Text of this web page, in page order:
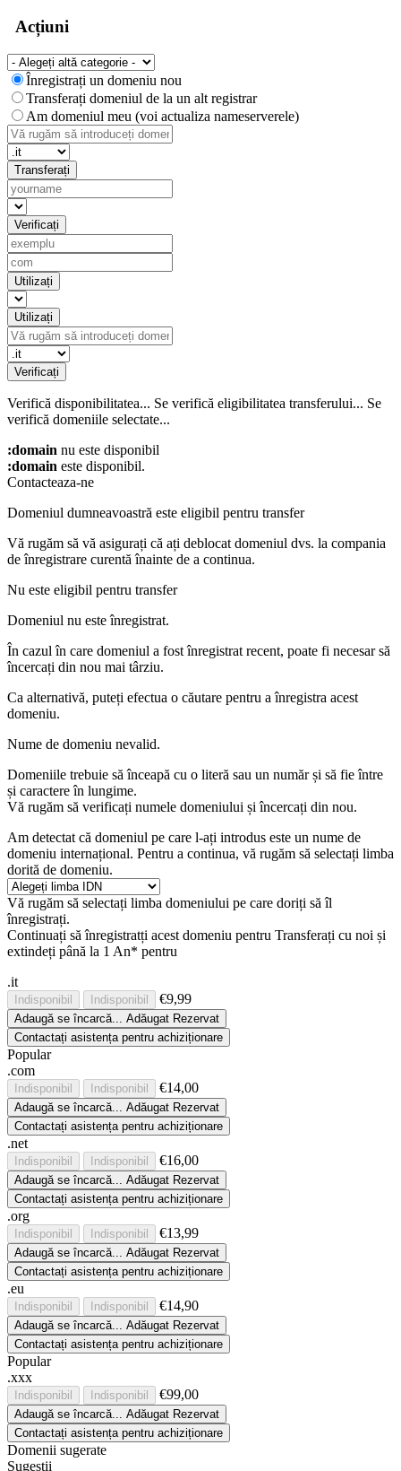
Acțiuni
Înregistrați un domeniu nou
Transferați domeniul de la un alt registrar
Am domeniul meu (voi actualiza nameserverele)
Transferați
Verificați
Utilizați
Utilizați
Verificați
Verifică disponibilitatea... Se verifică eligibilitatea transferului... Se
verifică domeniile selectate...
:domain nu este disponibil
:domain este disponibil.
Contacteaza-ne
Domeniul dumneavoastră este eligibil pentru transfer
Vă rugăm să vă asigurați că ați deblocat domeniul dvs. la compania
de înregistrare curentă înainte de a continua.
Nu este eligibil pentru transfer
Domeniul nu este înregistrat.
În cazul în care domeniul a fost înregistrat recent, poate fi necesar să
încercați din nou mai târziu.
Ca alternativă, puteți efectua o căutare pentru a înregistra acest
domeniu.
Nume de domeniu nevalid.
Domeniile trebuie să înceapă cu o literă sau un numărși să fie între
și caractere în lungime.
Vă rugăm să verificați numele domeniului și încercați din nou.
Am detectat că domeniul pe care l-ați introdus este un nume de
domeniu internațional. Pentru a continua, vă rugăm să selectați limba
dorită de domeniu.
Vă rugăm să selectați limba domeniului pe care doriți să îl
înregistrați.
Continuați să înregistratți acest domeniu pentru Transferați cu noi și
extindeți până la 1 An* pentru
.it
Indisponibil Indisponibil €9,99
Adaugă se încarcă... Adăugat Rezervat
Contactați asistența pentru achiziționare
Popular
.com
Indisponibil Indisponibil €14,00
Adaugă se încarcă... Adăugat Rezervat
Contactați asistența pentru achiziționare
.net
Indisponibil Indisponibil €16,00
Adaugă se încarcă... Adăugat Rezervat
Contactați asistența pentru achiziționare
.org
Indisponibil Indisponibil €13,99
Adaugă se încarcă... Adăugat Rezervat
Contactați asistența pentru achiziționare
.eu
Indisponibil Indisponibil €14,90
Adaugă se încarcă... Adăugat Rezervat
Contactați asistența pentru achiziționare
Popular
.xxx
Indisponibil Indisponibil €99,00
Adaugă se încarcă... Adăugat Rezervat
Contactați asistența pentru achiziționare
Domenii sugerate
Sugestii